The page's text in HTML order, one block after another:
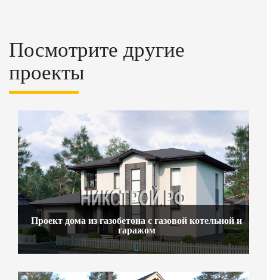
Посмотрите другие
проекты
Проект дома из газобетона с газовой котельной и
гаражом